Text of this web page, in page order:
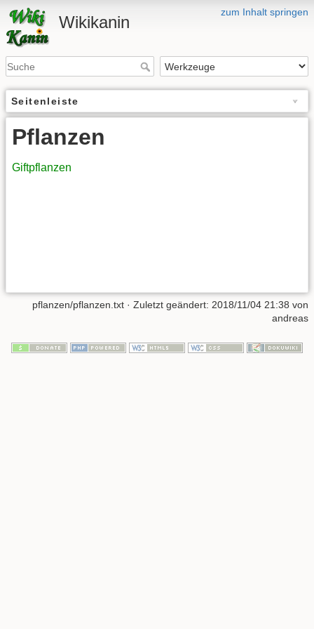
zum Inhalt springen
Wikikanin
Seitenleiste
Pflanzen
Giftpflanzen
pflanzen/pflanzen.txt · Zuletzt geändert: 2018/11/04 21:38 von
andreas